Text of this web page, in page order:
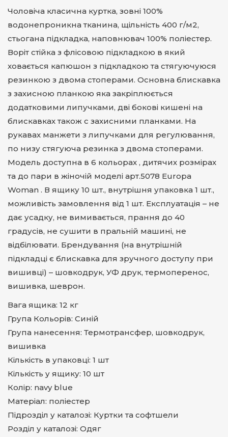
Чоловіча класична куртка, зовні 100%
водонепроникна тканина, щільність 400 г/м2,
стьогана підкладка, наповнювач 100% поліестер.
Воріт стійка з флісовою підкладкою в який
ховається капюшон з підкладкою та стягуючуюся
резинкою з двома стоперами. Основна блискавка
з захисною планкою яка закріплюється
додатковими липучками, дві бокові кишені на
блискавках також с захисними планками. На
рукавах манжети з липучками для регулювання,
по низу стягуюча резинка з двома стоперами.
Модель доступна в 6 кольорах , дитячих розмірах
та до пари в жіночій моделі арт.5078 Europa
Woman . В ящику 10 шт., внутрішня упаковка 1 шт.,
можливість замовлення від 1 шт. Експлуатація – не
дає усадку, не вимивається, прання до 40
градусів, не сушити в пральній машині, не
відбілювати. Брендування (на внутрішній
підкладці є блискавка для зручного доступу при
вишивці) – шовкодрук, УФ друк, термоперенос,
вишивка, шеврон.
Вага ящика: 12 кг
Група Кольорів: Синій
Група нанесення: Термотрансфер, шовкодрук,
вишивка
Кількість в упаковці: 1 шт
Кількість у ящику: 10 шт
Колір: navy blue
Матеріал: поліестер
Підрозділ у каталозі: Куртки та софтшели
Розділ у каталозі: Одяг